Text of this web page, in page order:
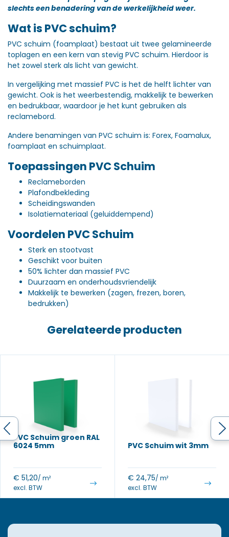
slechts een benadering van de werkelijkheid weer.
Wat is PVC schuim?
PVC schuim (foamplaat) bestaat uit twee gelamineerde
toplagen en een kern van stevig PVC schuim. Hierdoor is
het zowel sterk als licht van gewicht.
In vergelijking met massief PVC is het de helft lichter van
gewicht. Ook is het weerbestendig, makkelijk te bewerken
en bedrukbaar, waardoor je het kunt gebruiken als
reclamebord.
Andere benamingen van PVC schuim is: Forex, Foamalux,
foamplaat en schuimplaat.
Toepassingen PVC Schuim
Reclameborden
Plafondbekleding
Scheidingswanden
Isolatiemateriaal (geluiddempend)
Voordelen PVC Schuim
Sterk en stootvast
Geschikt voor buiten
50% lichter dan massief PVC
Duurzaam en onderhoudsvriendelijk
Makkelijk te bewerken (zagen, frezen, boren,
bedrukken)
Gerelateerde producten
PVC Schuim groen RAL
6024 5mm
€ 51,20/ m²
excl. BTW
PVC Schuim wit 3mm
€ 24,75/ m²
excl. BTW